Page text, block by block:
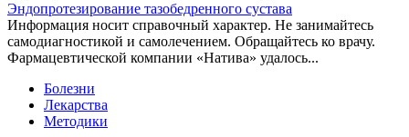
Эндопротезирование тазобедренного сустава
Информация носит справочный характер. Не занимайтесь
самодиагностикой и самолечением. Обращайтесь ко врачу.
Фармацевтической компании «Натива» удалось...
Болезни
Лекарства
Методики